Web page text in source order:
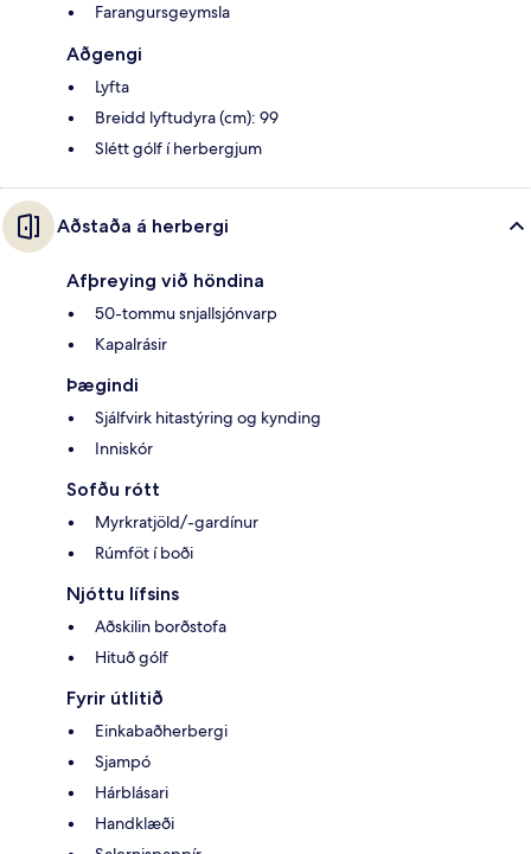
Farangursgeymsla
Aðgengi
Lyfta
Breidd lyftudyra (cm): 99
Slétt gólf í herbergjum
Aðstaða á herbergi
Afþreying við höndina
50-tommu snjallsjónvarp
Kapalrásir
Þægindi
Sjálfvirk hitastýring og kynding
Inniskór
Sofðu rótt
Myrkratjöld/-gardínur
Rúmföt í boði
Njóttu lífsins
Aðskilin borðstofa
Hituð gólf
Fyrir útlitið
Einkabaðherbergi
Sjampó
Hárblásari
Handklæði